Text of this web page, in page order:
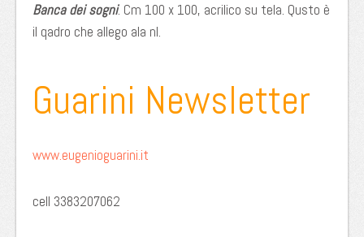
Banca dei sogni. Cm 100 x 100, acrilico su tela. Qusto è
il qadro che allego ala nl.
Guarini Newsletter
www.eugenioguarini.it
cell 3383207062